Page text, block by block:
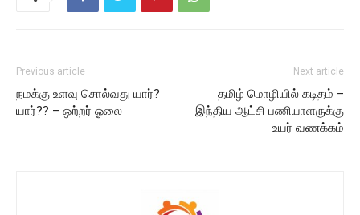
Previous article
நமக்கு உளவு சொல்வது யார்?
யார்?? – ஒற்றர் ஓலை
Next article
தமிழ் மொழியில் கடிதம் –
இந்திய ஆட்சி பணியாளருக்கு
உயர் வணக்கம்